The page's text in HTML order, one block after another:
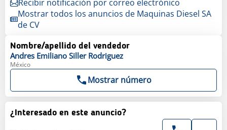
Recibir notificación por correo electrónico
Mostrar todos los anuncios de Maquinas Diesel SA
de CV
Nombre/apellido del vendedor
Andres Emiliano Siller Rodriguez
México
Mostrar número
¿Interesado en este anuncio?